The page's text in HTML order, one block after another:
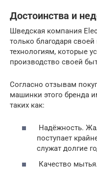
Достоинства и
Шведская компания
только благодаря
технологиям, которые
производство своей
Согласно отзывам
машинки этого бренда
таких как:
Надёжность.
поступает
служат долгие
Качество